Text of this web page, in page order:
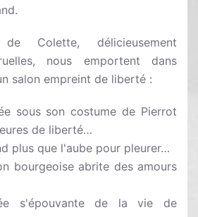
Colette, délicieusement
nous emportent dans
salon empreint de liberté :
sous son costume de Pierrot
de liberté…
plus que l'aube pour pleurer…
bourgeoise abrite des amours
s'épouvante de la vie de